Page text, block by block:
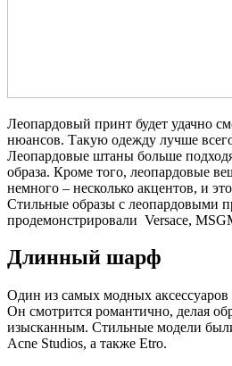
Леопардовый принт будет удачно
нюансов. Такую одежду лучше
Леопардовые штаны больше
образа. Кроме того, леопардовые
немного – несколько акцентов, и
Стильные образы с леопардовыми
продемонстрировали Versace,
Длинный шарф
Один из самых модных
Он смотрится романтично, делая
изысканным. Стильные модели
Acne Studios, а также Etro.